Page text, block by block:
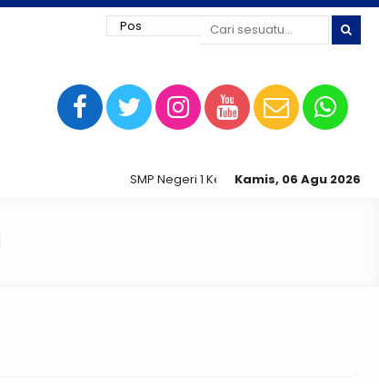
Kamis, 06 Agu 2026
SMP Negeri 1 Kedungtuban jaya siap digital !